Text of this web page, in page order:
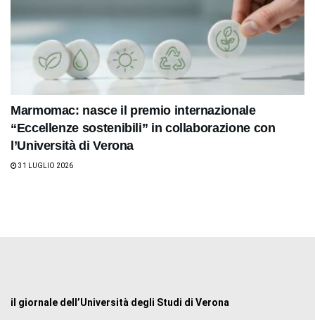
Marmomac: nasce il premio internazionale
“Eccellenze sostenibili” in collaborazione con
l’Università di Verona
31 LUGLIO 2026
il giornale dell’Università degli Studi di Verona